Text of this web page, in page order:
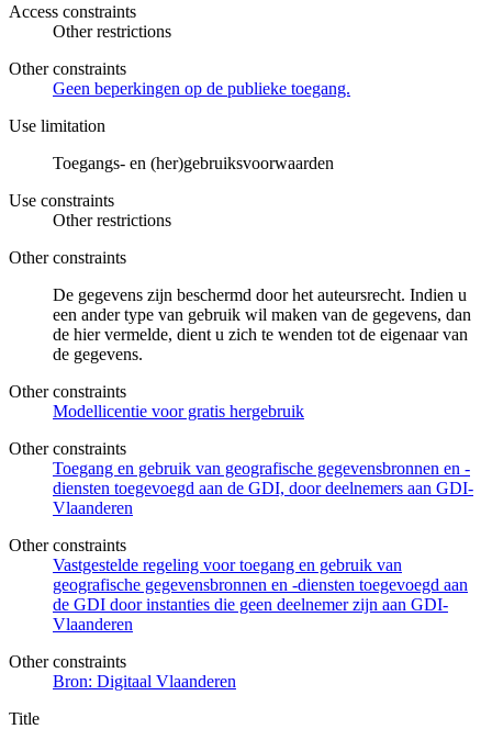
Access constraints
Other restrictions
Other constraints
Geen beperkingen op de publieke toegang.
Use limitation
Toegangs- en (her)gebruiksvoorwaarden
Use constraints
Other restrictions
Other constraints
De gegevens zijn beschermd door het auteursrecht. Indien u
een ander type van gebruik wil maken van de gegevens, dan
de hier vermelde, dient u zich te wenden tot de eigenaar van
de gegevens.
Other constraints
Modellicentie voor gratis hergebruik
Other constraints
Toegang en gebruik van geografische gegevensbronnen en -
diensten toegevoegd aan de GDI, door deelnemers aan GDI-
Vlaanderen
Other constraints
Vastgestelde regeling voor toegang en gebruik van
geografische gegevensbronnen en -diensten toegevoegd aan
de GDI door instanties die geen deelnemer zijn aan GDI-
Vlaanderen
Other constraints
Bron: Digitaal Vlaanderen
Title